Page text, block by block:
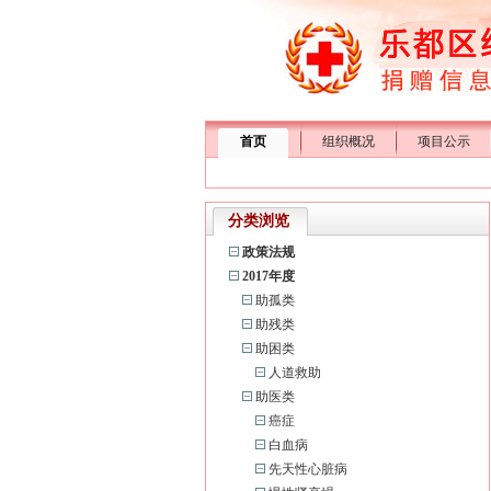
首页 组织概况 项目公示
分类浏览
政策法规
2017年度
助孤类
助残类
助困类
人道救助
助医类
癌症
白血病
先天性心脏病